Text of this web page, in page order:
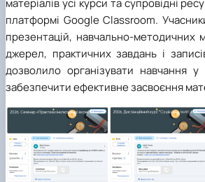
матеріалів усі курси та супровідні
платформі Google Classroom.
презентацій, навчально-методичних
джерел, практичних завдань і
дозволило організувати навчання
забезпечити ефективне засвоєння